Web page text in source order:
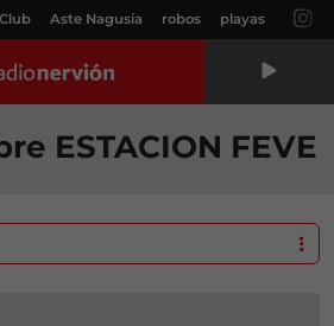
Aste Nagusia robos playas
ESTACION FEVE